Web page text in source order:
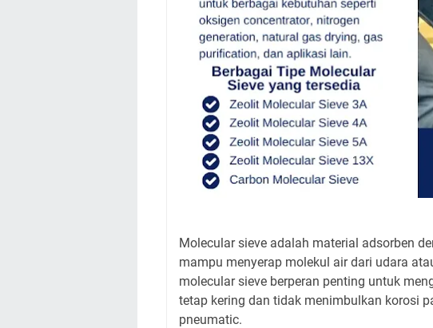
Molecular sieve adalah material adsorben
mampu menyerap molekul air dari udara
molecular sieve berperan penting untuk
tetap kering dan tidak menimbulkan korosi
pneumatic.